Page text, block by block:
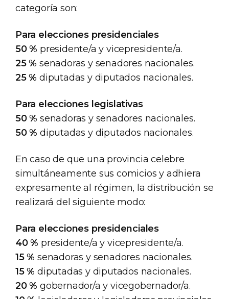
categoría son:
Para elecciones presidenciales
50 % presidente/a y vicepresidente/a.
25 % senadoras y senadores nacionales.
25 % diputadas y diputados nacionales.
Para elecciones legislativas
50 % senadoras y senadores nacionales.
50 % diputadas y diputados nacionales.
En caso de que una provincia celebre
simultáneamente sus comicios y adhiera
expresamente al régimen, la distribución se
realizará del siguiente modo:
Para elecciones presidenciales
40 % presidente/a y vicepresidente/a.
15 % senadoras y senadores nacionales.
15 % diputadas y diputados nacionales.
20 % gobernador/a y vicegobernador/a.